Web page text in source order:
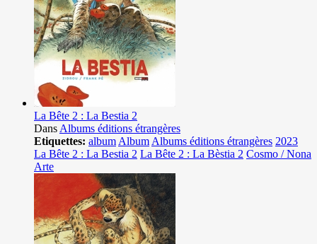
La Bête 2 : La Bestia 2
Dans Albums éditions étrangères
Etiquettes: album Album Albums éditions étrangères 2023
La Bête 2 : La Bestia 2 La Bête 2 : La Bèstia 2 Cosmo / Nona
Arte